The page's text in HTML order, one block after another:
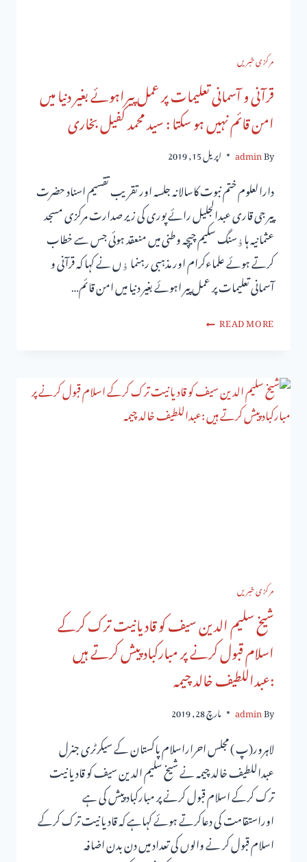
مرکزی خبریں
قرآنی و آسمانی تعلیمات پر عمل پیراہوئے بغیر دنیا میں
امن قائم نہیں ہو سکتا : سید محمد کفیل بخاری
By
admin اپریل 15, 2019
دارالعلوم ختم نبوت کاسالانہ جلسہ اور تقریب تقسیم اسناد حضرت
پیر جی قاری عبدالجلیل رائے پوری کی زیر صدارت مرکزی مسجد
عثمانیہ ہاﺅسنگ سکیم چیچہ وطنی میں منعقد ہوئی جس سے خطاب
کرتے ہوئے علماءکرام اور مذہبی رہنما ﺅں نے کہا کہ قرآنی و
آسمانی تعلیمات پر عمل پیر اہوئے بغیر دنیا میں امن قائم…
READ MORE
مرکزی خبریں
شیخ سلیم الدین سیف کو قادیانیت ترک کرکے
اسلام قبول کرنے پر مبارکباد پیش کرتے ہیں
:عبداللطیف خالد چیمہ
By
admin مارچ 28, 2019
لاہرور(پ ) مجلس احراراسلام پاکستان کے سیکرٹری جنرل
عبداللطیف خالد چیمہ نے شیخ سلیم الدین سیف کو قادیانیت
ترک کرکے اسلام قبول کرنے پر مبارکباد پیش کی ہے
اوراستقامت کی دعاکرتے ہوئے کہاہے کہ قادیانیت ترک کرکے
اسلام قبول کر نے والوں کی تعداد میں دن بدن اضافہ